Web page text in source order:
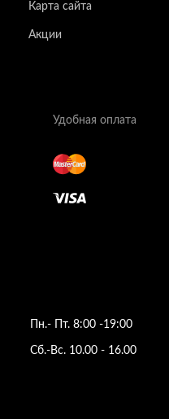
Пн.- Пт. 8:00 -19:00
Сб.-Вс. 10.00 - 16.00
Карта сайта
Акции
Удобная оплата